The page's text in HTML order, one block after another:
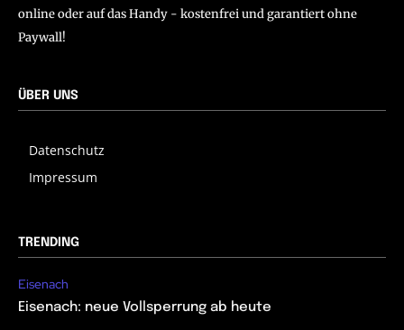
online oder auf das Handy - kostenfrei und garantiert ohne
Paywall!
ÜBER UNS
Datenschutz
Impressum
TRENDING
Eisenach
Eisenach: neue Vollsperrung ab heute